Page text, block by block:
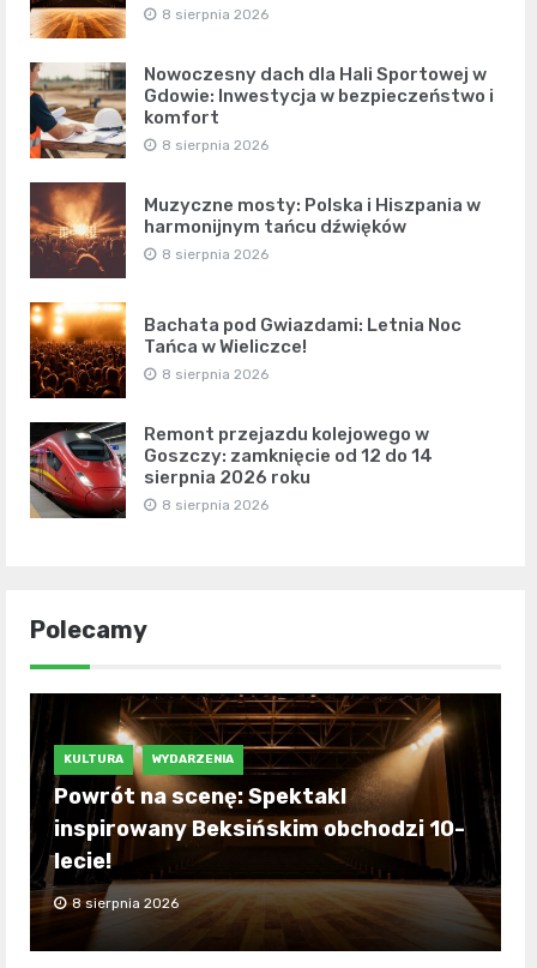
8 sierpnia 2026
Nowoczesny dach dla Hali Sportowej w
Gdowie: Inwestycja w bezpieczeństwo i
komfort
8 sierpnia 2026
Muzyczne mosty: Polska i Hiszpania w
harmonijnym tańcu dźwięków
8 sierpnia 2026
Bachata pod Gwiazdami: Letnia Noc
Tańca w Wieliczce!
8 sierpnia 2026
Remont przejazdu kolejowego w
Goszczy: zamknięcie od 12 do 14
sierpnia 2026 roku
8 sierpnia 2026
Polecamy
KULTURA WYDARZENIA
Powrót na scenę: Spektakl
inspirowany Beksińskim obchodzi 10-
lecie!
8 sierpnia 2026